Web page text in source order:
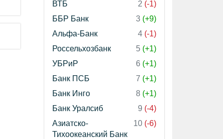
ВТБ
2 (-1)
ББР Банк
3 (+9)
Альфа-Банк
4 (-1)
Россельхозбанк
5 (+1)
УБРиР
6 (+1)
Банк ПСБ
7 (+1)
Банк Инго
8 (+1)
Банк Уралсиб
9 (-4)
Азиатско-
Тихоокеанский Банк
10 (-6)